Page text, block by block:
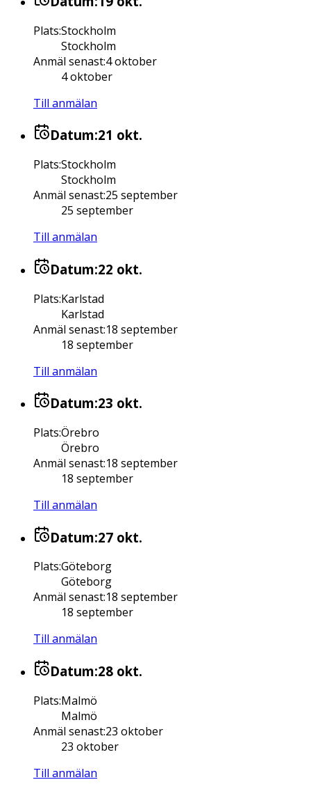
Plats:Stockholm
Stockholm
Anmäl senast:4 oktober
4 oktober
Till anmälan
Datum:21 okt.
Plats:Stockholm
Stockholm
Anmäl senast:25 september
25 september
Till anmälan
Datum:22 okt.
Plats:Karlstad
Karlstad
Anmäl senast:18 september
18 september
Till anmälan
Datum:23 okt.
Plats:Örebro
Örebro
Anmäl senast:18 september
18 september
Till anmälan
Datum:27 okt.
Plats:Göteborg
Göteborg
Anmäl senast:18 september
18 september
Till anmälan
Datum:28 okt.
Plats:Malmö
Malmö
Anmäl senast:23 oktober
23 oktober
Till anmälan